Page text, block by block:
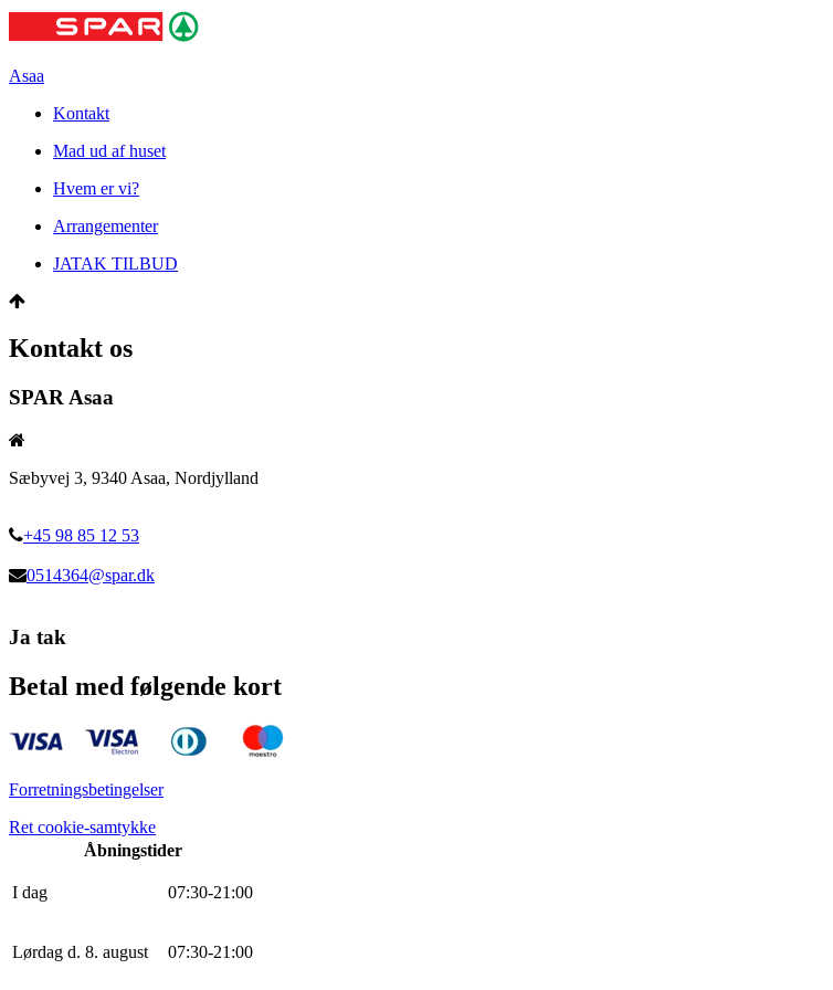
Asaa
Kontakt
Mad ud af huset
Hvem er vi?
Arrangementer
JATAK TILBUD
Kontakt os
SPAR Asaa
Sæbyvej 3, 9340 Asaa, Nordjylland
+45 98 85 12 53
0514364@spar.dk
Ja tak
Betal med følgende kort
Forretningsbetingelser
Ret cookie-samtykke
Åbningstider
I dag 07:30-21 :00
Lørdag d. 8. august 07:30-21 :00